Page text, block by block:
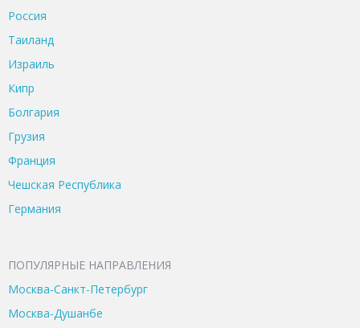
Россия
Таиланд
Израиль
Кипр
Болгария
Грузия
Франция
Чешская Республика
Германия
ПОПУЛЯРНЫЕ НАПРАВЛЕНИЯ
Москва-Санкт-Петербург
Москва-Душанбе